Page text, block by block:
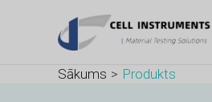
Sākums Produkts
numerācija
pēc
lappusēm